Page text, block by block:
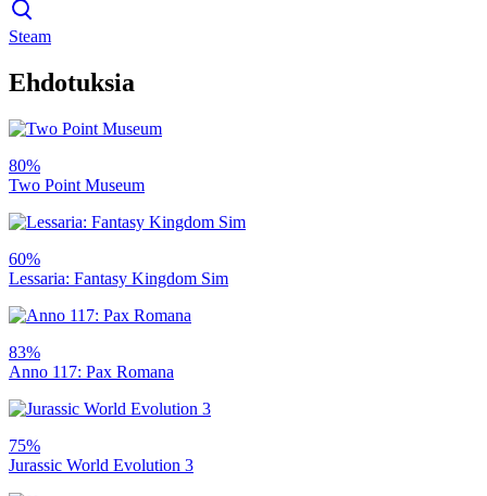
Steam
Ehdotuksia
80%
Two Point Museum
60%
Lessaria: Fantasy Kingdom Sim
83%
Anno 117: Pax Romana
75%
Jurassic World Evolution 3